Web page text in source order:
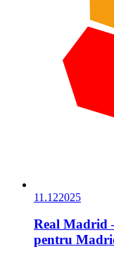
11.122025
Real Madrid
pentru